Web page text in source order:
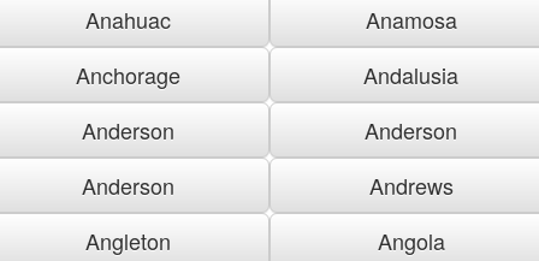
Anahuac
Anamosa
Anchorage
Andalusia
Anderson
Anderson
Anderson
Andrews
Angleton
Angola